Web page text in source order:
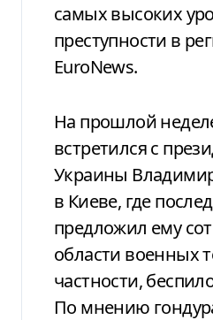
самых высоких
преступности в
EuroNews.
На прошлой
встретился с
Украины
в Киеве, где
предложил ему
области военных
частности,
По мнению